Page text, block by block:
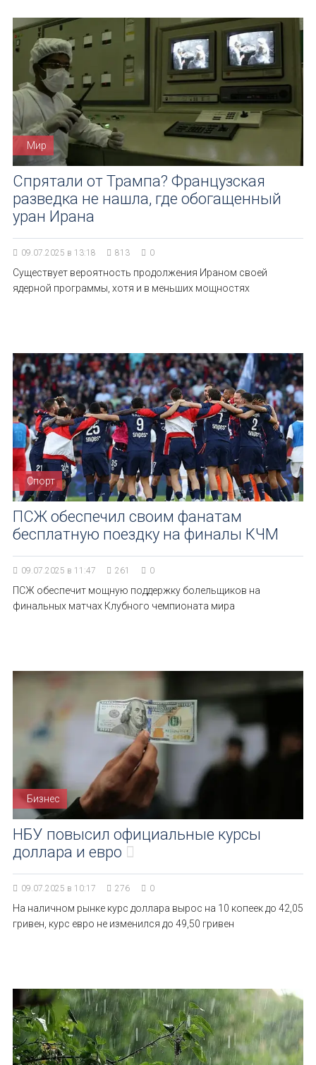
Мир
Спрятали от Трампа? Французская
разведка не нашла, где обогащенный
уран Ирана
09.07.2025 в 13:18 813 0
Существует вероятность продолжения Ираном своей
ядерной программы, хотя и в меньших мощностях
Спорт
ПСЖ обеспечил своим фанатам
бесплатную поездку на финалы КЧМ
09.07.2025 в 11:47 261 0
ПСЖ обеспечит мощную поддержку болельщиков на
финальных матчах Клубного чемпионата мира
Бизнес
НБУ повысил официальные курсы
доллара и евро
09.07.2025 в 10:17 276 0
На наличном рынке курс доллара вырос на 10 копеек до 42,05
гривен, курс евро не изменился до 49,50 гривен